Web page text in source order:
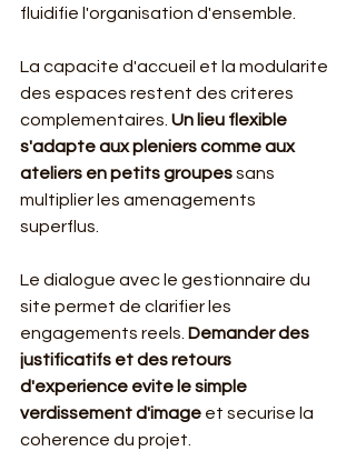
fluidifie l'organisation d'ensemble.
La capacite d'accueil et la modularite
des espaces restent des criteres
complementaires. Un lieu flexible
s'adapte aux pleniers comme aux
ateliers en petits groupes sans
multiplier les amenagements
superflus.
Le dialogue avec le gestionnaire du
site permet de clarifier les
engagements reels. Demander des
justificatifs et des retours
d'experience evite le simple
verdissement d'image et securise la
coherence du projet.